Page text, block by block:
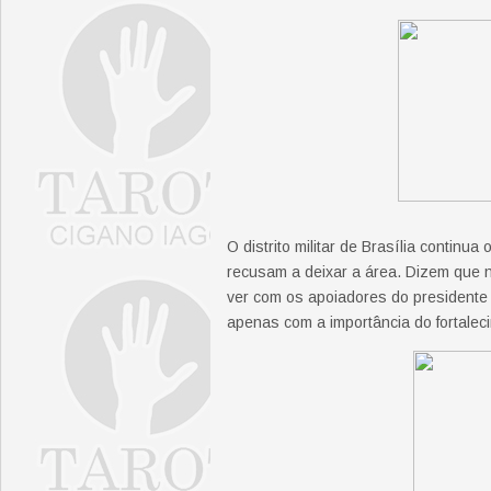
O distrito militar de Brasília continua
recusam a deixar a área. Dizem que
ver com os apoiadores do
apenas com a importância do